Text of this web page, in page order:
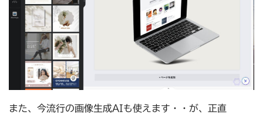
また、今流行の画像生成AIも使えます・・が、正直